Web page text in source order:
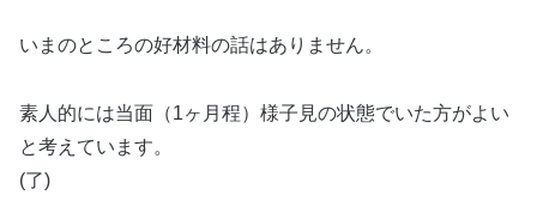
いまのところの好材料の話はありません。
素人的には当面（1ヶ月程）様子見の状態でいた方がよい
と考えています。
(了)